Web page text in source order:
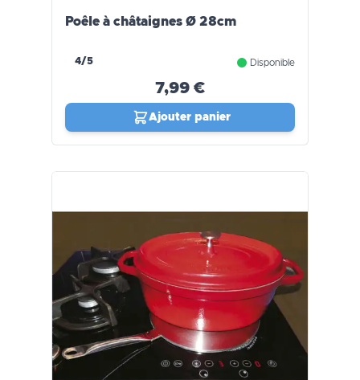
Poêle à châtaignes Ø 28cm
4/5 Disponible
7,99 €
Ajouter panier